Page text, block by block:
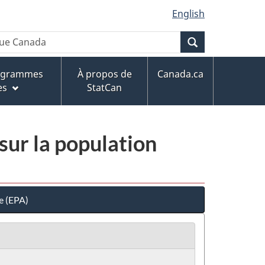
English
À propos de
StatCan
Canada.ca
la population
(EPA)